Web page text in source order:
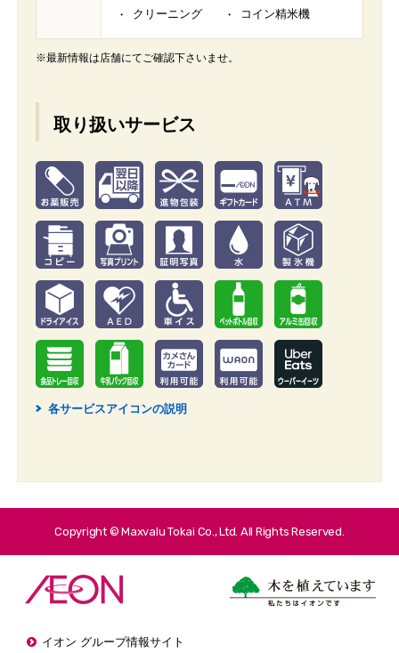
クリーニング
コイン精米機
※最新情報は店舗にてご確認下さいませ。
取り扱いサービス
2 各サービスアイコンの説明
Copyright © Maxvalu Tokai Co., Ltd. All Rights Reserved.
イオン グループ情報サイト